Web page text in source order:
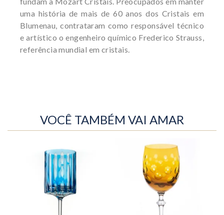
uma história de mais de 60 anos dos Cristais em
Blumenau, contrataram como responsável técnico
e artístico o engenheiro químico Frederico Strauss,
referência mundial em cristais.
VOCÊ TAMBÉM VAI AMAR